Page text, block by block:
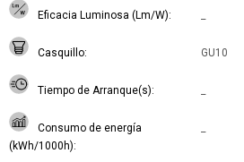
Eficacia Luminosa (Lm/W)
Casquillo GU10
Tiempo de Arranque(s)
Consumo de energía
(kWh/1000h)